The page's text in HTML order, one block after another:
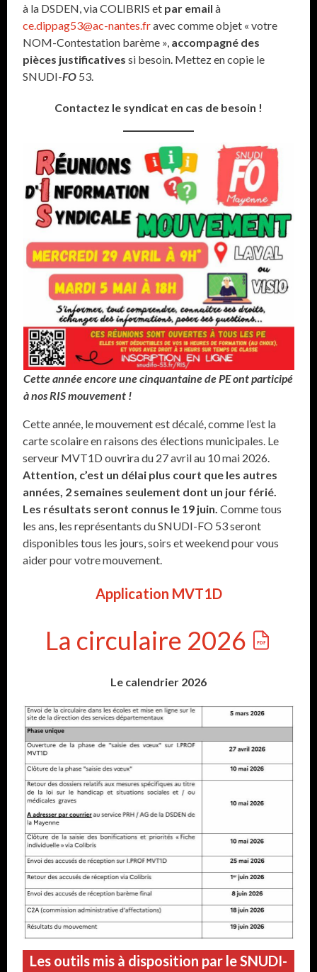
à la DSDEN, via COLIBRIS et par emailà
ce.dippag53@ac-nantes.fravec comme objet « votre
NOM-Contestation barème », accompagné des
pièces justificatives si besoin. Mettez en copie le
SNUDI-FO 53.
Contactez le syndicat en cas de besoin !
Cette année encore une cinquantaine de PE ont participé
à nos RIS mouvement !
Cette année, le mouvement est décalé, comme l’est la
carte scolaire en raisons des élections municipales. Le
serveur MVT1D ouvrira du 27 avril au 10 mai 2026.
Attention, c’est un délai plus court que les autres
années, 2 semaines seulement dont un jour férié.
Les résultats seront connus le 19 juin. Comme tous
les ans, les représentants du SNUDI-FO 53 seront
disponibles tous les jours, soirs et weekend pour vous
aider pour votre mouvement.
Application MVT1D
La circulaire 2026
Le calendrier 2026
Les outils mis à disposition par le SNUDI-